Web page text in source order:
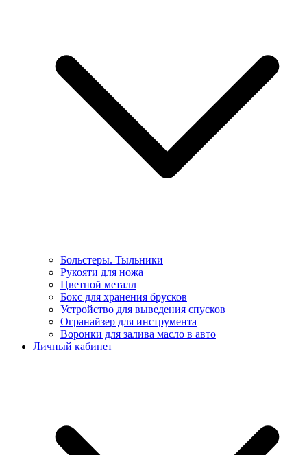
Больстеры. Тыльники
Рукояти для ножа
Цветной металл
Бокс для хранения брусков
Устройство для выведения спусков
Огранайзер для инструмента
Воронки для залива масло в авто
Личный кабинет